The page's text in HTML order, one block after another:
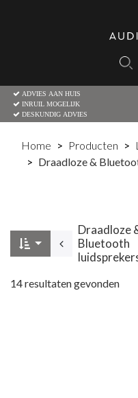
ADVIES AAN HUIS
INRUIL MOGELIJK
DESKUNDIG ADVIES
Home Producten
Draadloze &
Draadloze
Bluetooth
14resultaten gevonden